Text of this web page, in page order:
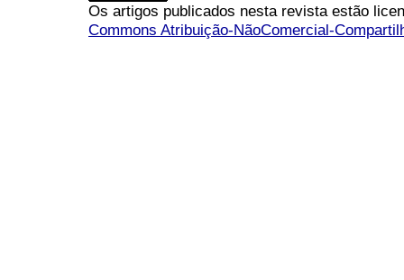
Os artigos publicados nesta revista estão
Commons Atribuição-NãoComercial-